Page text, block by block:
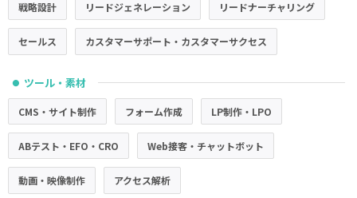
戦略設計 リードジェネレーション リードナーチャリング
セールス カスタマーサポート・カスタマーサクセス
● ツール・素材
CMS・サイト制作 フォーム作成 LP制作・LPO
ABテスト・EFO・CRO Web接客・チャットボット
動画・映像制作 アクセス解析